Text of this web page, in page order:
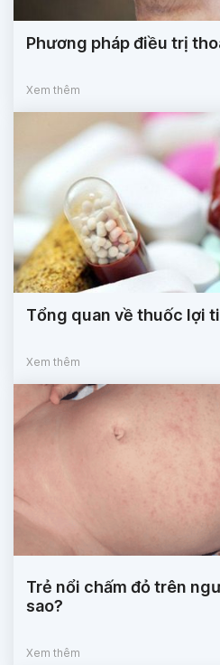
Phương pháp điều trị
Xem thêm
Tổng quan về thuốc lợi
Xem thêm
Trẻ nổi chấm đỏ trên
sao?
Xem thêm